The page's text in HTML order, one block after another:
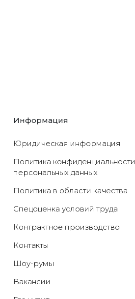
Информация
Юридическая информация
Политика конфиденциальности
персональных данных
Политика в области качества
Cпецоценка условий труда
Контрактное производство
Контакты
Шоу-румы
Вакансии